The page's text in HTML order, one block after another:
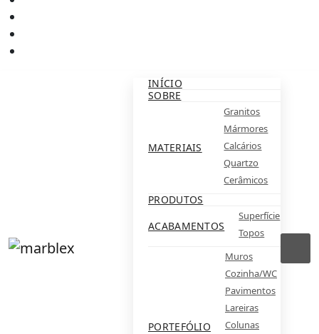
INÍCIO
SOBRE
MATERIAIS
Granitos
Mármores
Calcários
Quartzo
Cerâmicos
PRODUTOS
ACABAMENTOS
Superfície
Topos
PORTEFÓLIO
Muros
Cozinha/WC
Pavimentos
Lareiras
Colunas